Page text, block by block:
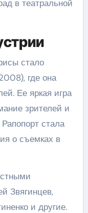
в театральной
стало
где она
Ее яркая игра
зрителей и
стала
о съемках в
Звягинцев,
и другие.